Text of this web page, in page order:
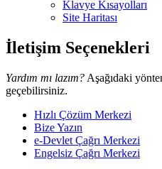
Klavye Kısayolları
Site Haritası
İletişim Seçenekleri
Yardım mı lazım? Aşağıdaki
geçebilirsiniz.
Hızlı Çözüm Merkezi
Bize Yazın
e-Devlet Çağrı Merkezi
Engelsiz Çağrı Merkezi